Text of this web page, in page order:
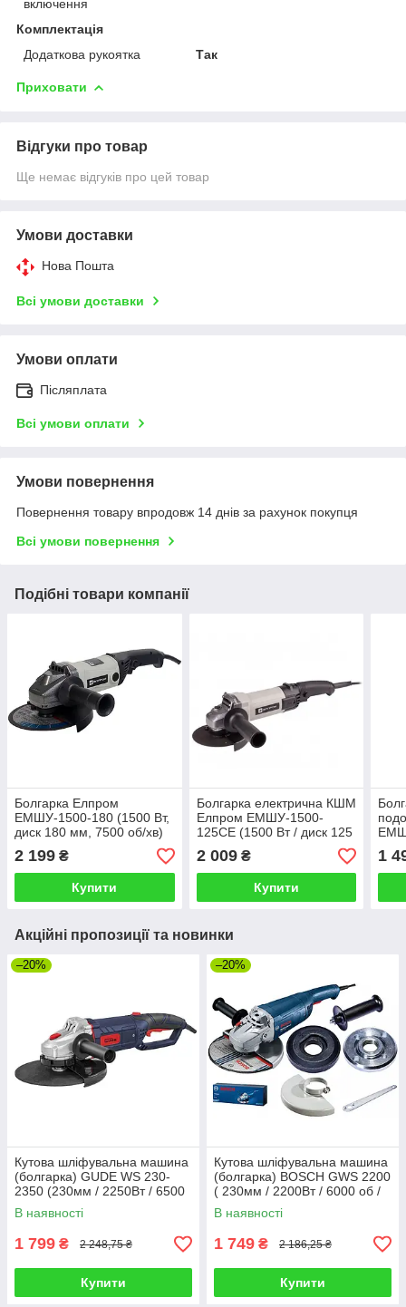
включення
Комплектація
Додаткова рукоятка
Так
Приховати
Відгуки про товар
Ще немає відгуків про цей товар
Умови доставки
Нова Пошта
Всі умови доставки
Умови оплати
Післяплата
Всі умови оплати
Умови повернення
Повернення товару впродовж 14 днів за рахунок покупця
Всі умови повернення
Подібні товари компанії
Болгарка Елпром
ЕМШУ-1500-180 (1500 Вт,
диск 180 мм, 7500 об/хв)
2 199 ₴
Купити
Болгарка електрична КШМ
Елпром ЕМШУ-1500-
125CЕ (1500 Вт / диск 125
мм / 11000 об/хв)
2 009₴
Купити
Вт /
об/
1
Акційні пропозиції та новинки
–20%
Кутова шліфувальна машина
(болгарка) GUDE WS 230-
2350 (230мм / 2250Вт / 6500
об/хв)
В наявності
1 799 ₴ 2 248,75 ₴
Купити
–20%
Кутова шліфувальна машина
(болгарка) BOSCH GWS 2200
( 230мм / 2200Вт / 6000 об /
хв )
В наявності
1 749 ₴ 2 186,25 ₴
Купити